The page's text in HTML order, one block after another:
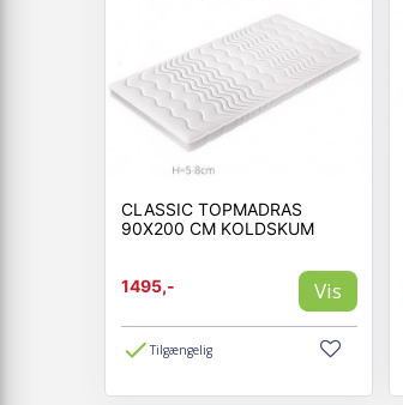
CLASSIC TOPMADRAS
90X200 CM KOLDSKUM
1495,- Vis
Tilgængelig